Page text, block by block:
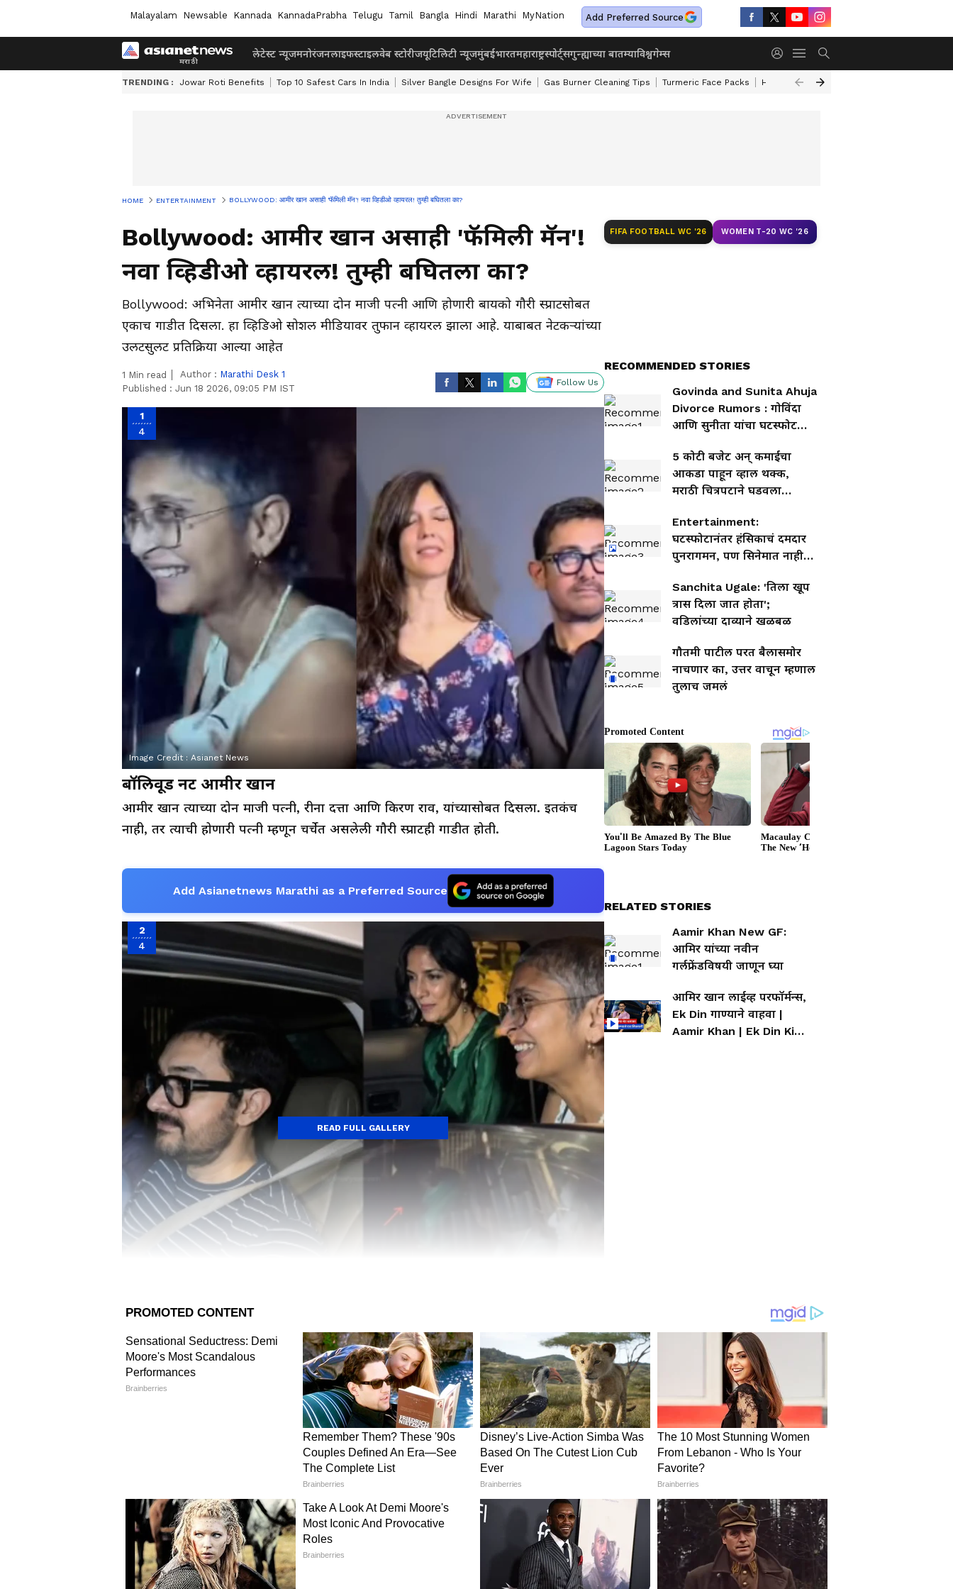
Malayalam Newsable Kannada KannadaPrabha Telugu Tamil Bangla Hindi Marathi MyNation Add Preferred Source
लेटेस्ट न्यूजमनोरंजनलाइफस्टाइलवेब स्टोरीजयूटिलिटी न्यूजमुंबईभारतमहाराष्ट्रस्पोर्ट्सगुन्ह्याच्या बातम्याविश्वगेम्स
TRENDING : Jowar Roti Benefits Top 10 Safest Cars In India Silver Bangle Designs For Wife Gas Burner Cleaning Tips Turmeric Face Packs Home Cleaning Tips
HOME ENTERTAINMENT BOLLYWOOD: आमीर खान असाही 'फॅमिली मॅन'! नवा व्हिडीओ व्हायरल! तुम्ही बघितला का?
Bollywood: आमीर खान असाही 'फॅमिली मॅन'!
नवा व्हिडीओ व्हायरल! तुम्ही बघितला का?
Bollywood: अभिनेता आमीर खान त्याच्या दोन माजी पत्नी आणि होणारी बायको गौरी स्प्राटसोबत
एकाच गाडीत दिसला. हा व्हिडिओ सोशल मीडियावर तुफान व्हायरल झाला आहे. याबाबत नेटकऱ्यांच्या
उलटसुलट प्रतिक्रिया आल्या आहेत
1 Min read Author : Marathi Desk 1
Published : Jun 18 2026, 09:05 PM IST
Follow Us
1
4
Image Credit :Asianet News
बॉलिवूड नट आमीर खान
आमीर खान त्याच्या दोन माजी पत्नी, रीना दत्ता आणि किरण राव, यांच्यासोबत दिसला. इतकंच
नाही, तर त्याची होणारी पत्नी म्हणून चर्चेत असलेली गौरी स्प्राटही गाडीत होती.
Add Asianetnews Marathi as a Preferred Source
2
4
Image Credit :Asianet News
माजी आणि भावी पत्नी एकत्र
या व्हिडिओमध्ये आमिर, गौरी, किरण, रीना आणि मुलगा आझाद राव खान एकत्र प्रवास करत
आहेत. विशेष म्हणजे, किरण राव आणि गौरी स्प्राट एकमेकींशी हसून गप्पा मारताना दिसल्या.
Aamir Khan New GF: आमिर
यांच्या नवीन गर्लफ्रेंडविषयी जाणून घ्या
आमिर खान लाईव्ह परफॉर्मन्स, Ek
Din गाण्याने वाहवा | Aamir Khan |
Ek Din Ki Mehfil | Bollywood
READ FULL GALLERY
FIFA FOOTBALL WC '26 WOMEN T-20 WC '26
RECOMMENDED STORIES
Govinda and Sunita Ahuja
Divorce Rumors : गोविंदा
आणि सुनीता यांचा घटस्फोट
आहुजाने चर्चांवर दिले उत्तर
5 कोटी बजेट अन् कमाईचा
आकडा पाहून व्हाल थक्क,
मराठी चित्रपटाने घडवला
Entertainment:
घटस्फोटानंतर हंसिकाचं दमदार
पुनरागमन, पण सिनेमात नाही
Sanchita Ugale: 'तिला खूप
त्रास दिला जात होता';
वडिलांच्या दाव्याने खळबळ
गौतमी पाटील परत बैलासमोर
नाचणार का, उत्तर वाचून म्हणाल
तुलाच जमलं
RELATED STORIES
Aamir Khan New GF:
आमिर यांच्या नवीन
गर्लफ्रेंडविषयी जाणून घ्या
आमिर खान लाईव्ह परफॉर्मन्स,
Ek Din गाण्याने वाहवा |
Aamir Khan | Ek Din Ki